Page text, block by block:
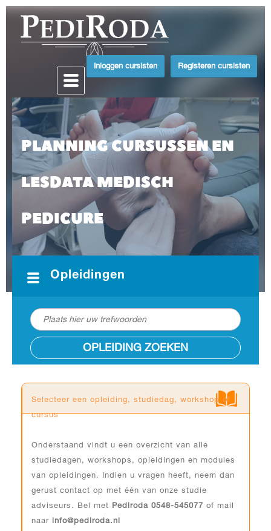
Inloggen cursisten Registeren cursisten
PLANNING CURSUSSEN EN
LESDATA MEDISCH
PEDICURE
Opleidingen
OPLEIDING ZOEKEN
Selecteer een opleiding, studiedag, workshop of
cursus
Onderstaand vindt u een overzicht van alle
studiedagen, workshops, opleidingen en modules
van opleidingen. Indien u vragen heeft, neem dan
gerust contact op met één van onze studie
adviseurs. Bel met Pediroda 0548-545077 of mail
naar info@pediroda.nl